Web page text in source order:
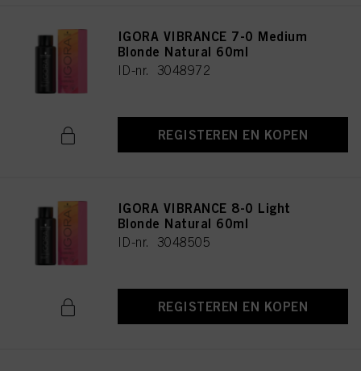
IGORA VIBRANCE 7-0 Medium
Blonde Natural 60ml
ID-nr. 3048972
REGISTEREN EN KOPEN
IGORA VIBRANCE 8-0 Light
Blonde Natural 60ml
ID-nr. 3048505
REGISTEREN EN KOPEN